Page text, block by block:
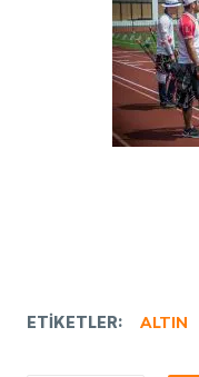
ETIKETLER: ALTIN